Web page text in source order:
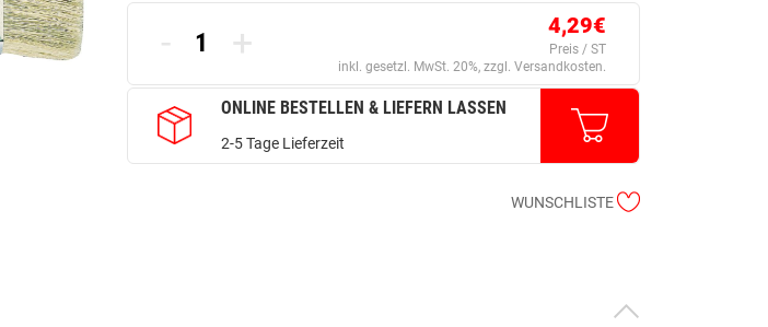
- + 4,29€
Preis / ST
inkl. gesetzl. MwSt. 20%, zzgl. Versandkosten.
ONLINE BESTELLEN & LIEFERN LASSEN
2-5 Tage Lieferzeit
WUNSCHLISTE